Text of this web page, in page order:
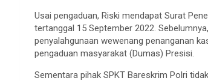
Usai pengaduan, Riski mendapat Surat
tertanggal 15 September 2022.
penyalahgunaan wewenang penanganan
pengaduan masyarakat (Dumas) Presisi.
Sementara pihak SPKT Bareskrim Polri